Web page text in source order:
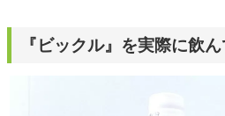
『ビックル』を実際に飲